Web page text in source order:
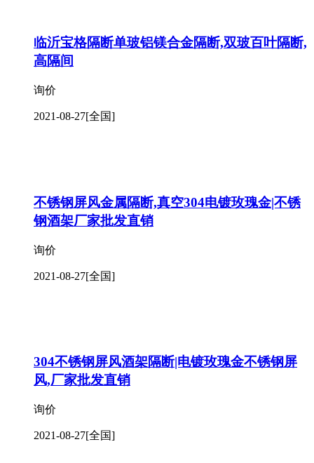
临沂宝格隔断单玻铝镁合金隔断,双玻百叶隔断,
高隔间
询价
2021-08-27[全国]
不锈钢屏风金属隔断,真空304电镀玫瑰金|不锈
钢酒架厂家批发直销
询价
2021-08-27[全国]
304不锈钢屏风酒架隔断|电镀玫瑰金不锈钢屏
风,厂家批发直销
询价
2021-08-27[全国]